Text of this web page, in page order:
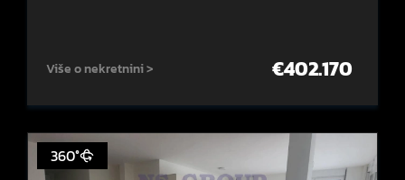
Više o nekretnini > €402.170
360°